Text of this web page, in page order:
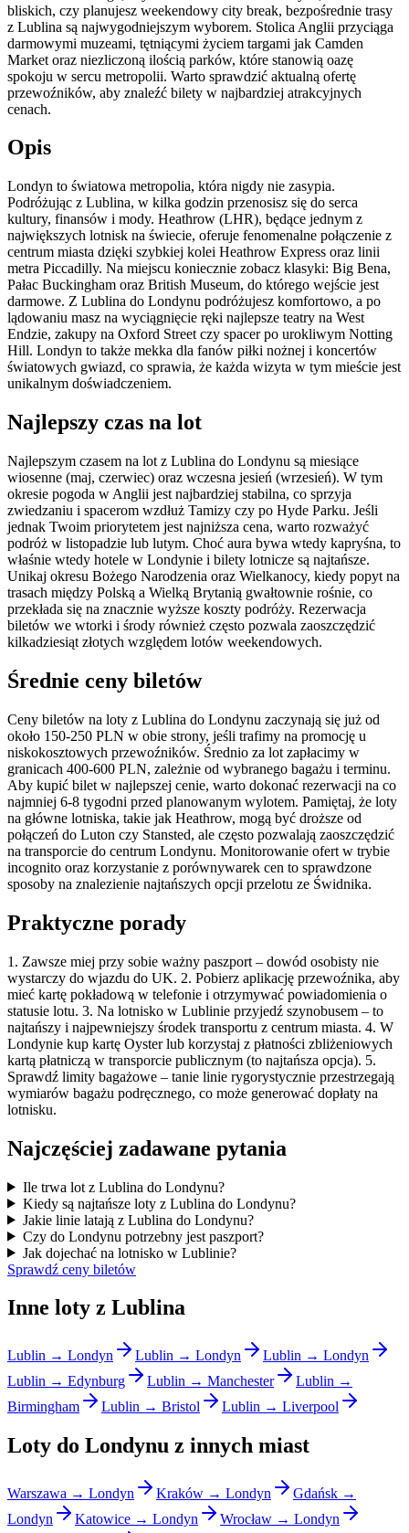
bliskich, czy planujesz weekendowy city break, bezpośrednie trasy
z Lublina są najwygodniejszym wyborem. Stolica Anglii przyciąga
darmowymi muzeami, tętniącymi życiem targami jak Camden
Market oraz niezliczoną ilością parków, które stanowią oazę
spokoju w sercu metropolii. Warto sprawdzić aktualną ofertę
przewoźników, aby znaleźć bilety w najbardziej atrakcyjnych
cenach.
Opis
Londyn to światowa metropolia, która nigdy nie zasypia.
Podróżując z Lublina, w kilka godzin przenosisz się do serca
kultury, finansów i mody. Heathrow (LHR), będące jednym z
największych lotnisk na świecie, oferuje fenomenalne połączenie z
centrum miasta dzięki szybkiej kolei Heathrow Express oraz linii
metra Piccadilly. Na miejscu koniecznie zobacz klasyki: Big Bena,
Pałac Buckingham oraz British Museum, do którego wejście jest
darmowe. Z Lublina do Londynu podróżujesz komfortowo, a po
lądowaniu masz na wyciągnięcie ręki najlepsze teatry na West
Endzie, zakupy na Oxford Street czy spacer po urokliwym Notting
Hill. Londyn to także mekka dla fanów piłki nożnej i koncertów
światowych gwiazd, co sprawia, że każda wizyta w tym mieście jest
unikalnym doświadczeniem.
Najlepszy czas na lot
Najlepszym czasem na lot z Lublina do Londynu są miesiące
wiosenne (maj, czerwiec) oraz wczesna jesień (wrzesień). W tym
okresie pogoda w Anglii jest najbardziej stabilna, co sprzyja
zwiedzaniu i spacerom wzdłuż Tamizy czy po Hyde Parku. Jeśli
jednak Twoim priorytetem jest najniższa cena, warto rozważyć
podróż w listopadzie lub lutym. Choć aura bywa wtedy kapryśna, to
właśnie wtedy hotele w Londynie i bilety lotnicze są najtańsze.
Unikaj okresu Bożego Narodzenia oraz Wielkanocy, kiedy popyt na
trasach między Polską a Wielką Brytanią gwałtownie rośnie, co
przekłada się na znacznie wyższe koszty podróży. Rezerwacja
biletów we wtorki i środy również często pozwala zaoszczędzić
kilkadziesiąt złotych względem lotów weekendowych.
Średnie ceny biletów
Ceny biletów na loty z Lublina do Londynu zaczynają się już od
około 150-250 PLN w obie strony, jeśli trafimy na promocję u
niskokosztowych przewoźników. Średnio za lot zapłacimy w
granicach 400-600 PLN, zależnie od wybranego bagażu i terminu.
Aby kupić bilet w najlepszej cenie, warto dokonać rezerwacji na co
najmniej 6-8 tygodni przed planowanym wylotem. Pamiętaj, że loty
na główne lotniska, takie jak Heathrow, mogą być droższe od
połączeń do Luton czy Stansted, ale często pozwalają zaoszczędzić
na transporcie do centrum Londynu. Monitorowanie ofert w trybie
incognito oraz korzystanie z porównywarek cen to sprawdzone
sposoby na znalezienie najtańszych opcji przelotu ze Świdnika.
Praktyczne porady
1. Zawsze miej przy sobie ważny paszport – dowód osobisty nie
wystarczy do wjazdu do UK. 2. Pobierz aplikację przewoźnika, aby
mieć kartę pokładową w telefonie i otrzymywać powiadomienia o
statusie lotu. 3. Na lotnisko w Lublinie przyjedź szynobusem – to
najtańszy i najpewniejszy środek transportu z centrum miasta. 4. W
Londynie kup kartę Oyster lub korzystaj z płatności zbliżeniowych
kartą płatniczą w transporcie publicznym (to najtańsza opcja). 5.
Sprawdź limity bagażowe – tanie linie rygorystycznie przestrzegają
wymiarów bagażu podręcznego, co może generować dopłaty na
lotnisku.
Najczęściej zadawane pytania
Ile trwa lot z Lublina do Londynu?
Kiedy są najtańsze loty z Lublina do Londynu?
Jakie linie latają z Lublina do Londynu?
Czy do Londynu potrzebny jest paszport?
Jak dojechać na lotnisko w Lublinie?
Sprawdź ceny biletów
Inne loty z Lublina
Lublin → Londyn Lublin → Londyn
Lublin → Londyn
Lublin → Edynburg
Lublin → Manchester
Lublin →
Birmingham
Lublin → Bristol Lublin → Liverpool
Loty do Londynu z innych miast
Warszawa → Londyn Kraków → Londyn
Gdańsk →
Londyn
Katowice → Londyn
Wrocław → Londyn